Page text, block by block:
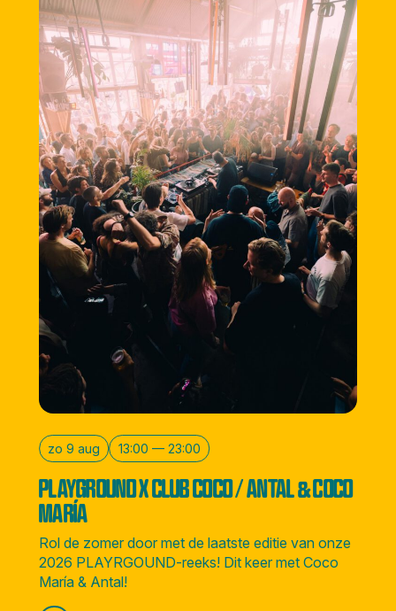
zo 9 aug 13:00 — 23:00
PLAYGROUND X CLUB COCO / ANTAL & COCO
MARÍA
Rol de zomer door met de laatste editie van onze
2026 PLAYRGOUND-reeks! Dit keer met Coco
María & Antal!